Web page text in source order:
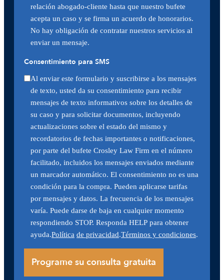
relación abogado-cliente hasta que nuestro bufete
acepta un caso y se firma un acuerdo de honorarios.
No hay obligación de contratar nuestros servicios al
enviar un mensaje.
Consentimiento para SMS
Al enviar este formulario y suscribirse a los mensajes
de texto, usted da su consentimiento para recibir
mensajes de texto informativos sobre los detalles de
su caso y para solicitar documentos, incluyendo
actualizaciones sobre el estado del mismo y
recordatorios de fechas importantes o notificaciones,
por parte del bufete Crosley Law Firm en el número
facilitado, incluidos los mensajes enviados mediante
un marcador automático. El consentimiento no es una
condición para la compra. Pueden aplicarse tarifas
por mensajes y datos. La frecuencia de los mensajes
varía. Puede darse de baja en cualquier momento
respondiendo STOP. Responda HELP para obtener
ayuda.Política de privacidad.Términos y condiciones.